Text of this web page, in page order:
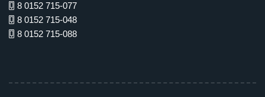
8 0152 715-077
8 0152 715-048
8 0152 715-088